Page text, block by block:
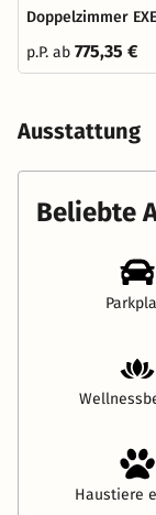
Doppelzimmer
p.P. ab 775,35 €
Ausstattung
Beliebte
Haustiere